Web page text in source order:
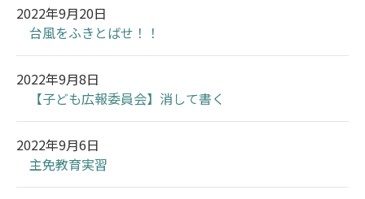
2022年9月20日
台風をふきとばせ！！
2022年9月8日
【子ども広報委員会】消して書く
2022年9月6日
主免教育実習